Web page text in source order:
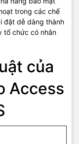
trong các chế
đặt dễ dàng thành
tổ chức có nhân
của
Access